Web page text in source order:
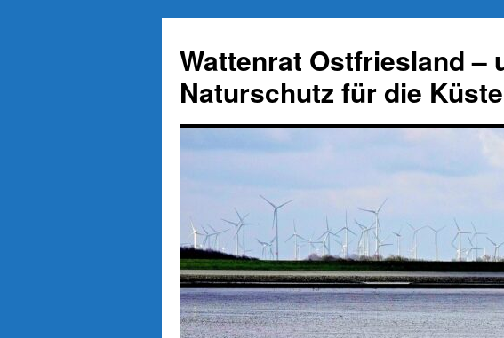
springen
Wattenrat Ostfriesland –
Naturschutz für die Küste